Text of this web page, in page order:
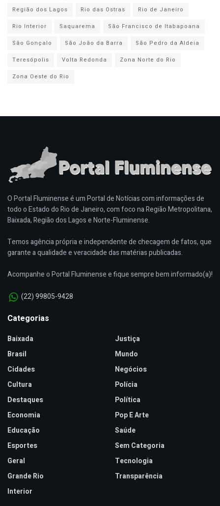
Região dos Lagos
Rio das Ostras
Rio de Janeiro
Rio Interior
Saquarema
São Francisco de Itabapoana
São Gonçalo
São João da Barra
São Pedro da Aldeia
Teresópolis
Volta Redonda
Zona Norte do Rio
Zona Oeste do Rio
O Portal Fluminense é um Portal de Notícias com informações de
todo o Estado do Rio de Janeiro, com foco na Região Metropolitana,
Baixada, Região dos Lagos e Norte-Fluminense.
Temos agência própria e independente de checagem de fatos, que
garante a qualidade e veracidade das matérias publicadas.
Acompanhe o Portal Fluminense e fique sempre bem informado(a)!
(22) 99805-9428
Categorias
Baixada
Brasil
Cidades
Cultura
Destaques
Economia
Educação
Esportes
Geral
Grande Rio
Interior
Justiça
Mundo
Negócios
Polícia
Política
Pop E Arte
Saúde
Sem Categoria
Tecnologia
Transparência